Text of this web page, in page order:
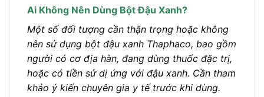
Ai Không Nên Dùng Bột Đậu Xanh?
Một số đối tượng cần thận trọng hoặc không
nên sử dụng bột đậu xanh Thaphaco, bao gồm
người có cơ địa hàn, đang dùng thuốc đặc trị,
hoặc có tiền sử dị ứng với đậu xanh. Cần tham
khảo ý kiến chuyên gia y tế trước khi dùng.